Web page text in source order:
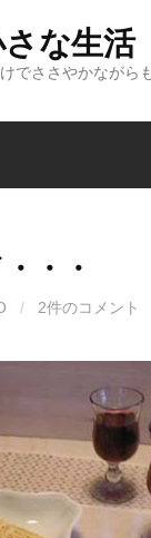
な生活
でささやかながら
・・
/ 2件のコメント